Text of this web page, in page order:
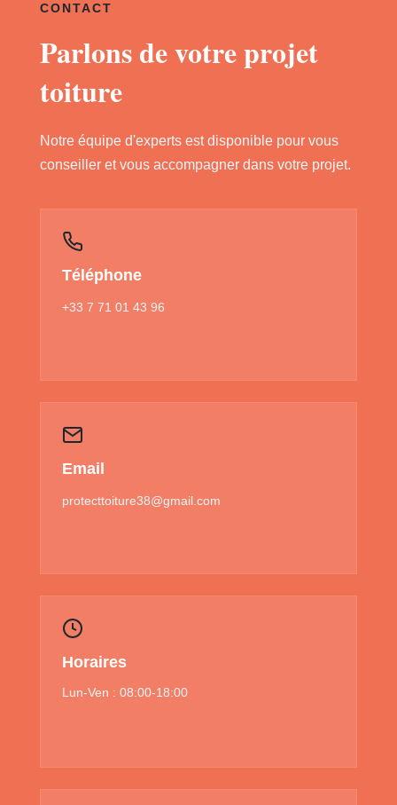
CONTACT
Parlons de votre projet
toiture
Notre équipe d'experts est disponible pour vous
conseiller et vous accompagner dans votre projet.
Téléphone
+33 7 71 01 43 96
Email
protecttoiture38@gmail.com
Horaires
Lun-Ven : 08:00-18:00